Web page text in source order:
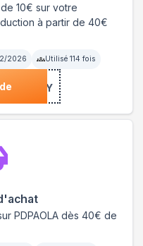
10€ sur votre
à partir de 40€
2026 Utilisé 114 fois
PDPAOLA dès 40€ de